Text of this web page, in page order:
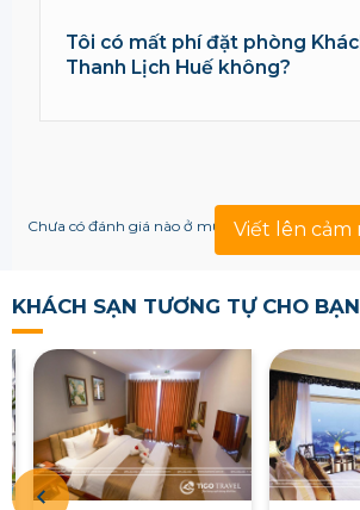
Tôi có mất phí đặt phòng
Thanh Lịch Huế không?
Viết lên cảm
Chưa có đánh giá nào ở mục này!
KHÁCH SẠN TƯƠNG TỰ CHO BẠN